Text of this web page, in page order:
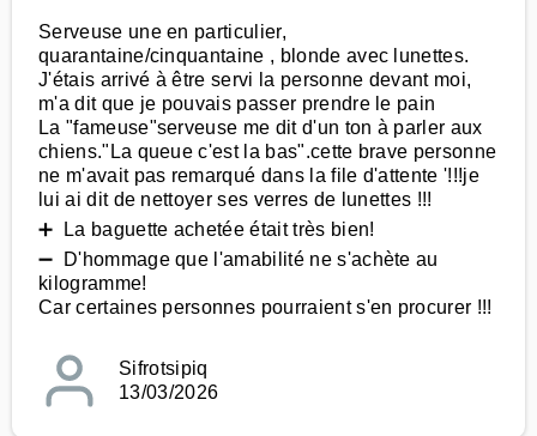
Serveuse une en particulier,
quarantaine/cinquantaine , blonde avec lunettes.
J'étais arrivé à être servi la personne devant moi,
m'a dit que je pouvais passer prendre le pain
La "fameuse"serveuse me dit d'un ton à parler aux
chiens."La queue c'est la bas".cette brave personne
ne m'avait pas remarqué dans la file d'attente '!!!je
lui ai dit de nettoyer ses verres de lunettes !!!
➕ La baguette achetée était très bien!
➖ D'hommage que l'amabilité ne s'achète au
kilogramme!
Car certaines personnes pourraient s'en procurer !!!
Sifrotsipiq
13/03/2026